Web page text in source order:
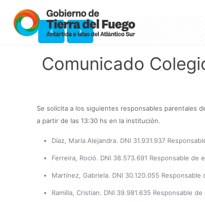
Comunicado
Se solicita a los siguientes responsables parentales
a partir de las 13:30 hs en la institución.
Díaz, María Alejandra. DNI 31.931.937
Ferreira, Roció. DNI 38.573.691 Responsable de
Martínez, Gabriela. DNI 30.120.055 Responsable
Ramilla, Cristian. DNI 39.981.635 Responsable de